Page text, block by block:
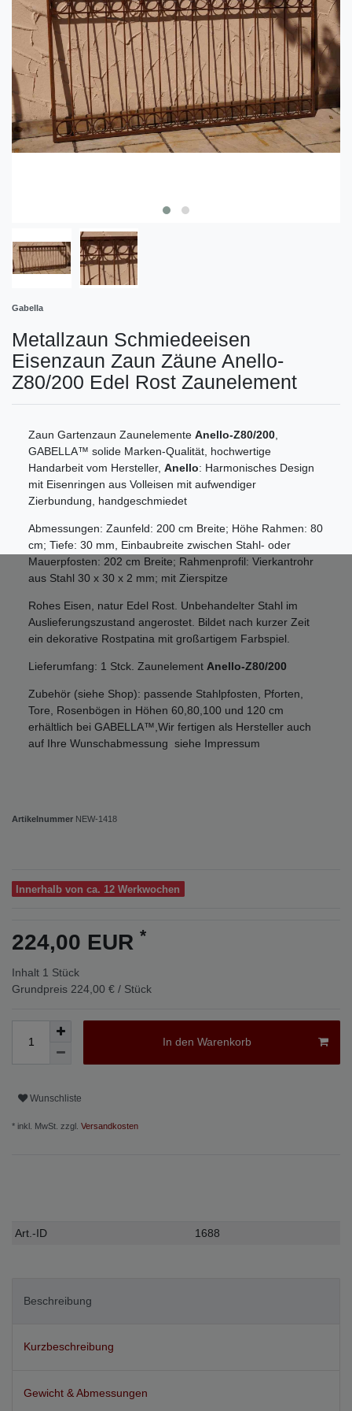
Gabella
Metallzaun Schmiedeeisen
Eisenzaun Zaun Zäune Anello-
Z80/200 Edel Rost Zaunelement
Zaun Gartenzaun Zaunelemente Anello-Z80/200
GABELLA™ solide Marken-Qualität, hochwertige
Handarbeit vom Hersteller, Anello: Harmonisches Design
mit Eisenringen aus Volleisen mit aufwendiger
Zierbundung, handgeschmiedet
Abmessungen: Zaunfeld: 200 cm Breite; Höhe Rahmen: 80
cm; Tiefe: 30 mm, Einbaubreite zwischen Stahl- oder
Mauerpfosten: 202 cm Breite; Rahmenprofil: Vierkantrohr
aus Stahl 30 x 30 x 2 mm; mit Zierspitze
Rohes Eisen, natur Edel Rost. Unbehandelter Stahl im
Auslieferungszustand angerostet. Bildet nach kurzer Zeit
ein dekorative Rostpatina mit großartigem Farbspiel.
Lieferumfang: 1 Stck. Zaunelement Anello-Z80/200
Zubehör (siehe Shop): passende Stahlpfosten, Pforten,
Tore, Rosenbögen in Höhen 60,80,100 und 120 cm
erhältlich bei GABELLA™,Wir fertigen als Hersteller auch
auf Ihre Wunschabmessung siehe Impressum
Artikelnummer NEW-1418
Innerhalb von ca. 12 Werkwochen
224,00 EUR *
Inhalt 1 Stück
Grundpreis 224,00 € / Stück
In den Warenkorb
Wunschliste
* inkl. MwSt. zzgl. Versandkosten
Technisches
Wert
Art.-ID 1688
Beschreibung
Kurzbeschreibung
Gewicht & Abmessungen